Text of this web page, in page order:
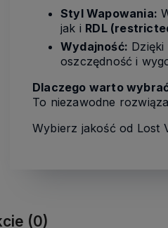
Styl Wapowania:
jak i RDL
Wydajność: Dzięki
oszczędność i
Dlaczego warto
To niezawodne
Wybierz jakość od Lost
(0)